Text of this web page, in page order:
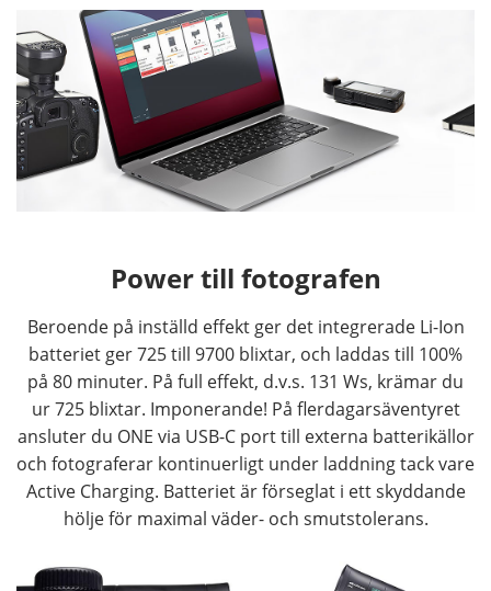
Power till fotografen
Beroende på inställd effekt ger det integrerade Li-Ion
batteriet ger 725 till 9700 blixtar, och laddas till 100%
på 80 minuter. På full effekt, d.v.s. 131 Ws, krämar du
ur 725 blixtar. Imponerande! På flerdagarsäventyret
ansluter du ONE via USB-C port till externa batterikällor
och fotograferar kontinuerligt under laddning tack vare
Active Charging. Batteriet är förseglat i ett skyddande
hölje för maximal väder- och smutstolerans.